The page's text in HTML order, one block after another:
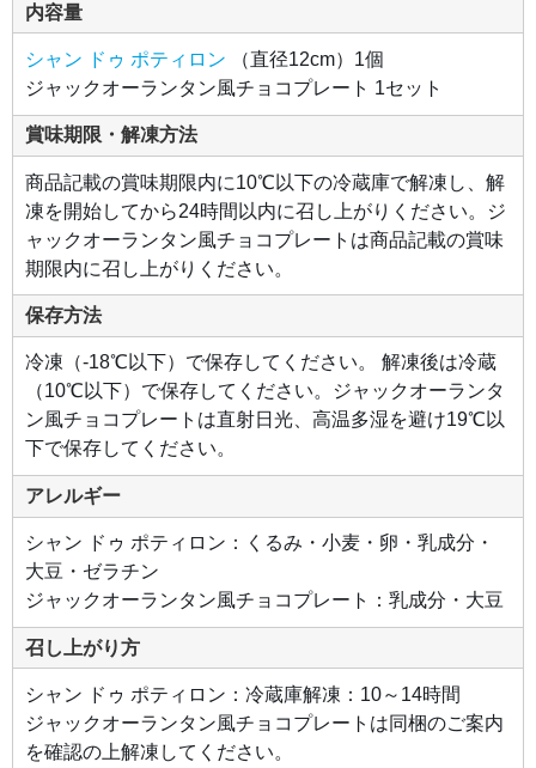
ケ
す。
内容量
シャン ドゥ ポティロン （直径12cm）1個
ジャックオーランタン風チョコプレート 1セット
賞味期限・解凍方法
商品記載の賞味期限内に10℃以下の冷蔵庫で解凍し、解
凍を開始してから24時間以内に召し上がりください。ジ
ャックオーランタン風チョコプレートは商品記載の賞味
期限内に召し上がりください。
保存方法
冷凍（-18℃以下）で保存してください。 解凍後は冷蔵
（10℃以下）で保存してください。ジャックオーランタ
ン風チョコプレートは直射日光、高温多湿を避け19℃以
下で保存してください。
アレルギー
シャン ドゥ ポティロン：くるみ・小麦・卵・乳成分・
大豆・ゼラチン
ジャックオーランタン風チョコプレート：乳成分・大豆
召し上がり方
シャン ドゥ ポティロン：冷蔵庫解凍：10～14時間
ジャックオーランタン風チョコプレートは同梱のご案内
を確認の上解凍してください。